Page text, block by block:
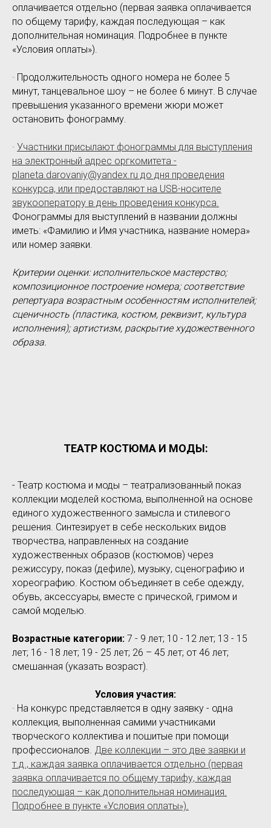
оплачивается отдельно (первая заявка оплачивается
по общему тарифу, каждая последующая – как
дополнительная номинация. Подробнее в пункте
«Условия оплаты»).
· Продолжительность одного номера не более 5
минут, танцевальное шоу – не более 6 минут. В случае
превышения указанного времени жюри может
остановить фонограмму.
· Участники присылают фонограммы для выступления
на электронный адрес оргкомитета -
planeta.darovaniy@yandex.ru до дня проведения
конкурса, или предоставляют на USB-носителе
звукооператору в день проведения конкурса.
Фонограммы для выступлений в названии должны
иметь: «Фамилию и Имя участника, название номера»
или номер заявки.
Критерии оценки: исполнительское мастерство;
композиционное построение номера; соответствие
репертуара возрастным особенностям исполнителей;
сценичность (пластика, костюм, реквизит, культура
исполнения); артистизм, раскрытие художественного
образа.
ТЕАТР КОСТЮМА И МОДЫ:
- Театр костюма и моды – театрализованный показ
коллекции моделей костюма, выполненной на основе
единого художественного замысла и стилевого
решения. Синтезирует в себе нескольких видов
творчества, направленных на создание
художественных образов (костюмов) через
режиссуру, показ (дефиле), музыку, сценографию и
хореографию. Костюм объединяет в себе одежду,
обувь, аксессуары, вместе с прической, гримом и
самой моделью.
Возрастные категории: 7 - 9 лет; 10 - 12 лет; 13 - 15
лет; 16 - 18 лет; 19 - 25 лет; 26 – 45 лет; от 46 лет;
смешанная (указать возраст).
Условия участия:
· На конкурс представляется в одну заявку - одна
коллекция, выполненная самими участниками
творческого коллектива и пошитые при помощи
профессионалов. Две коллекции – это две заявки и
т.д., каждая заявка оплачивается отдельно (первая
заявка оплачивается по общему тарифу, каждая
последующая – как дополнительная номинация.
Подробнее в пункте «Условия оплаты»).